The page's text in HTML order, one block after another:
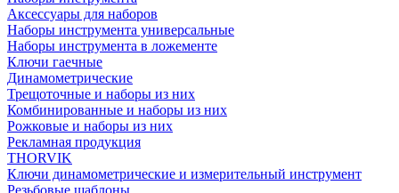
Аксессуары для наборов
Наборы инструмента универсальные
Наборы инструмента в ложементе
Ключи гаечные
Динамометрические
Трещоточные и наборы из них
Комбинированные и наборы из них
Рожковые и наборы из них
Рекламная продукция
THORVIK
Ключи динамометрические и измерительный инструмент
Резьбовые шаблоны